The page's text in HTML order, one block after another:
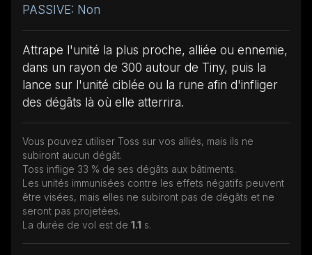
PASSIVE: Non
Attrape l'unité la plus proche, alliée ou ennemie,
dans un rayon de 300 autour de Tiny, puis la
lance sur l'unité ciblée ou la rune afin d'infliger
des dégâts là où elle atterrira.
Vous pouvez utiliser Toss sur vos alliés, mais ils ne
subiront aucun dégât.
Toss inflige 33 % de ses dégâts aux bâtiments.
Les unités immunisées contre les effets négatifs peuvent
être visées, mais elles ne subiront pas de dégâts et ne
seront pas projetées.
La durée de vol est de 1.1 s.